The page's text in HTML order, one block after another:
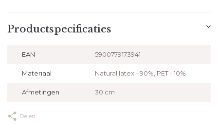
Productspecificaties
EAN 5900779173941
Materiaal Natural latex - 90%, PET - 10%
Afmetingen 30 cm
Delen